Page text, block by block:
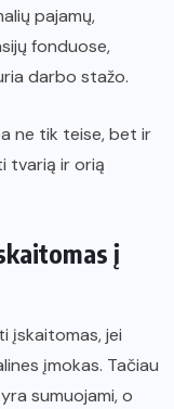
pajamų,
fonduose,
darbo stažo.
ne tik teise, bet ir
tvarią ir orią
į
įskaitomas, jei
įmokas. Tačiau
sumuojami, o